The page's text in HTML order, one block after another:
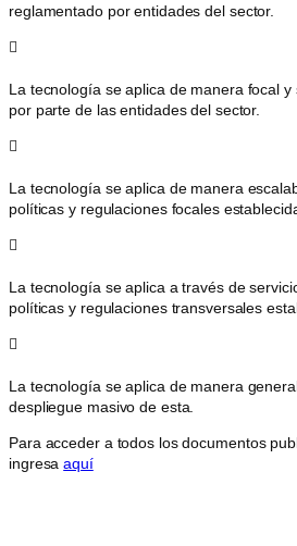
reglamentado por entidades del sector.
La tecnología se aplica de manera focal
por parte de las entidades del sector.
La tecnología se aplica de manera
políticas y regulaciones focales
La tecnología se aplica a través de
políticas y regulaciones transversales
La tecnología se aplica de manera
despliegue masivo de esta.
Para acceder a todos los documentos
ingresaaquí